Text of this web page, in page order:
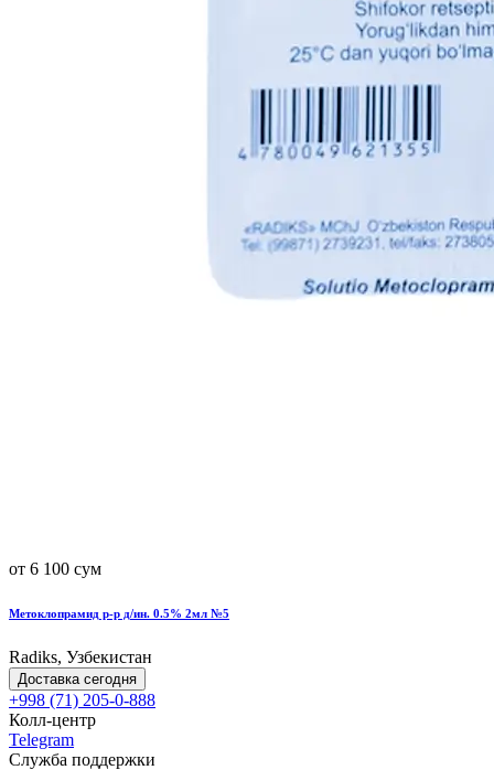
от 6 100 сум
Метоклопрамид р-р д/ин. 0.5% 2мл №5
Radiks, Узбекистан
Доставка сегодня
+998 (71) 205-0-888
Колл-центр
Telegram
Служба поддержки